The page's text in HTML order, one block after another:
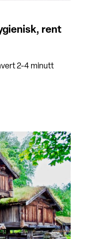
rent
2-4 minutt